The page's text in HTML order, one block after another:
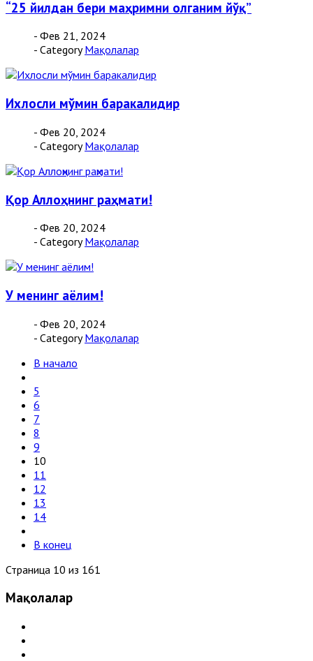
“25 йилдан бери маҳримни олганим йўқ”
- Фев 21, 2024
- Category Мақолалар
Ихлосли мўмин баракалидир
- Фев 20, 2024
- Category Мақолалар
Қор Аллоҳнинг раҳмати!
- Фев 20, 2024
- Category Мақолалар
У менинг аёлим!
- Фев 20, 2024
- Category Мақолалар
В начало
5
6
7
8
9
10
11
12
13
14
В конец
Страница 10 из 161
Мақолалар